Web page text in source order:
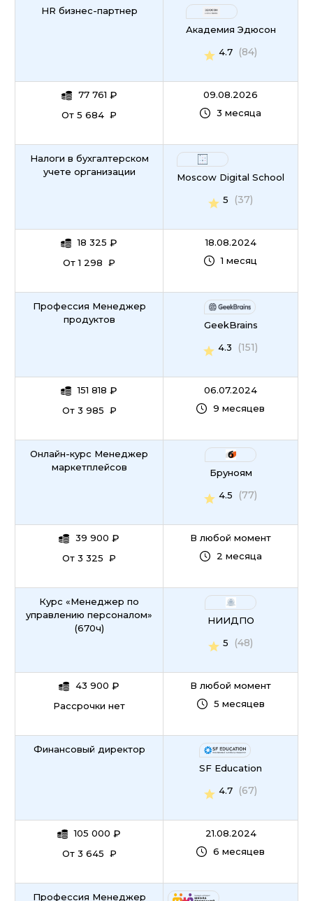
HR бизнес-партнер
77 761 ₽
От 5 684 ₽
Академия Эдюсон
4.7
(84)
09.08.2026
3 месяца
Налоги в бухгалтерском
учете организации
18 325 ₽
От 1 298 ₽
Moscow Digital School
5
(37)
18.08.2024
1 месяц
Профессия Менеджер
продуктов
151 818 ₽
От 3 985 ₽
GeekBrains
4.3
(151)
06.07.2024
9 месяцев
Онлайн-курс Менеджер
маркетплейсов
39 900 ₽
От 3 325 ₽
Бруноям
4.5
(77)
В любой момент
2 месяца
Курс «Менеджер по
управлению персоналом»
(670ч)
43 900 ₽
Рассрочки нет
НИИДПО
5
(48)
В любой момент
5 месяцев
Финансовый директор
105 000 ₽
От 3 645 ₽
SF Education
4.7
(67)
21.08.2024
6 месяцев
Профессия Менеджер